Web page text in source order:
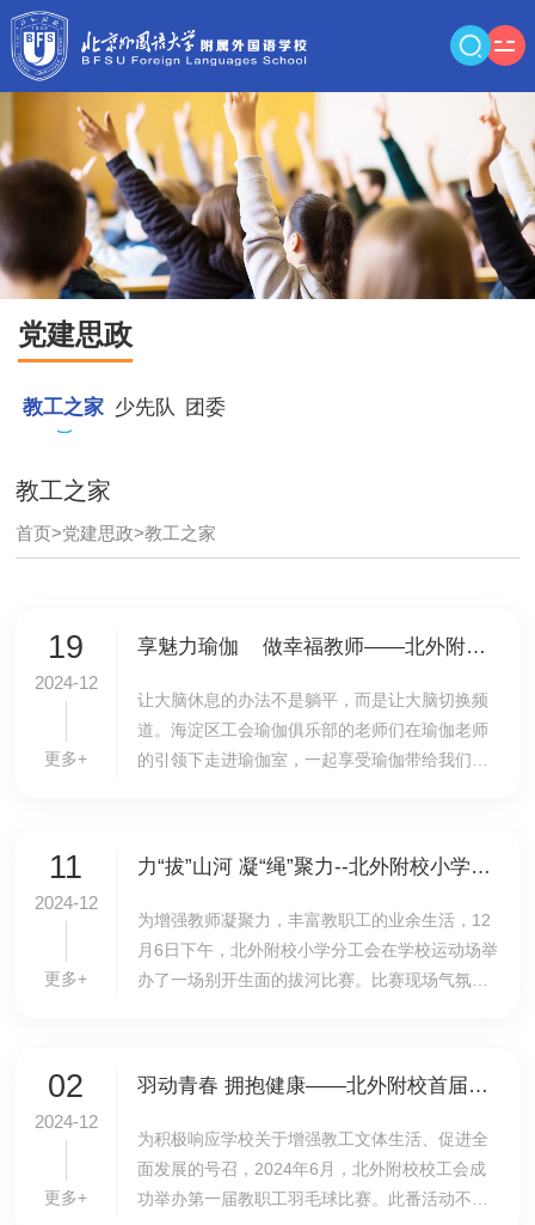
党建思政
教工之家 少先队 团委
教工之家
首页>党建思政>教工之家
19
2024-12
更多+
享魅力瑜伽 做幸福教师——北外附校工会瑜伽俱乐部在行动
让大脑休息的办法不是躺平，而是让大脑切换频
道。海淀区工会瑜伽俱乐部的老师们在瑜伽老师
的引领下走进瑜伽室，一起享受瑜伽带给我们的
11
2024-12
更多+
力“拔”山河 凝“绳”聚力--北外附校小学分工会举办拔河比赛活动
为增强教师凝聚力，丰富教职工的业余生活，12
月6日下午，北外附校小学分工会在学校运动场举
办了一场别开生面的拔河比赛。比赛现场气氛热
02
2024-12
更多+
羽动青春 拥抱健康——北外附校首届教职工羽毛球比赛圆满落幕
为积极响应学校关于增强教工文体生活、促进全
面发展的号召，2024年6月，北外附校校工会成
功举办第一届教职工羽毛球比赛。此番活动不仅